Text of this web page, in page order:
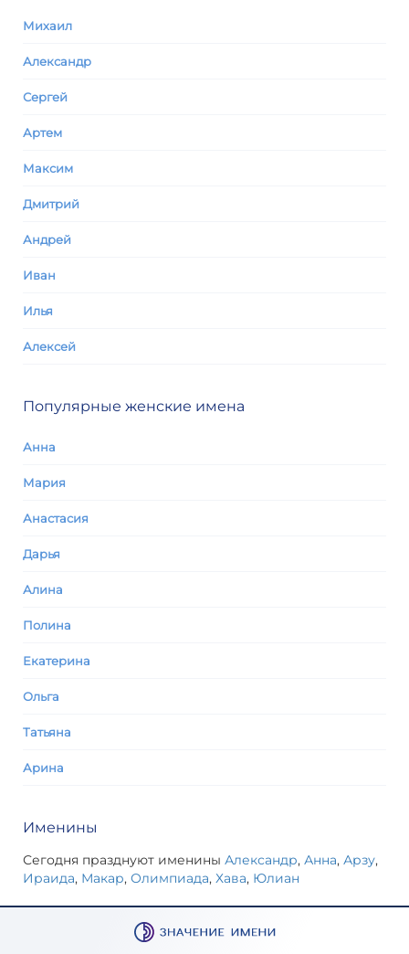
Михаил
Александр
Сергей
Артем
Максим
Дмитрий
Андрей
Иван
Илья
Алексей
Популярные женские имена
Анна
Мария
Анастасия
Дарья
Алина
Полина
Екатерина
Ольга
Татьяна
Арина
Именины
Сегодня празднуют именины Александр, Анна, Арзу,
Ираида, Макар, Олимпиада, Хава, Юлиан